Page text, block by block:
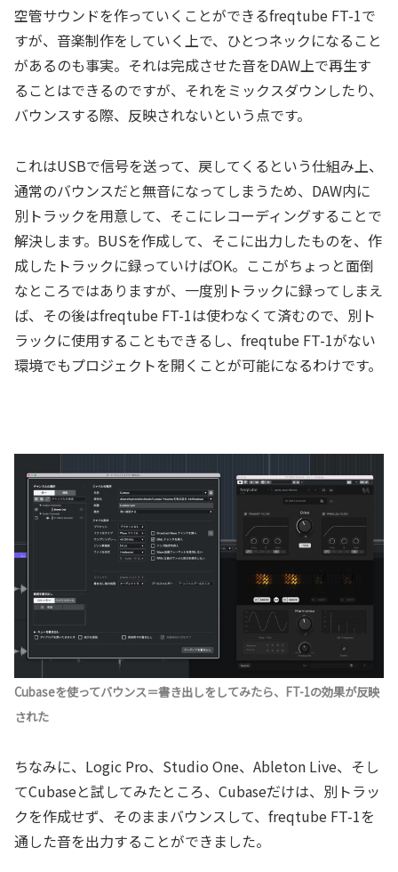
空管サウンドを作っていくことができるfreqtube FT-1で
すが、音楽制作をしていく上で、ひとつネックになること
があるのも事実。それは完成させた音をDAW上で再生す
ることはできるのですが、それをミックスダウンしたり、
バウンスする際、反映されないという点です。
これはUSBで信号を送って、戻してくるという仕組み上、
通常のバウンスだと無音になってしまうため、DAW内に
別トラックを用意して、そこにレコーディングすることで
解決します。BUSを作成して、そこに出力したものを、作
成したトラックに録っていけばOK。 ここがちょっと面倒
なところではありますが、一度別トラックに録ってしまえ
ば、その後はfreqtube FT-1は使わなくて済むので、別ト
ラックに使用することもできるし、freqtube FT-1がない
環境でもプロジェクトを開くことが可能になるわけです。
Cubaseを使ってバウンス＝書き出しをしてみたら、FT-1の効果が反映
された
ちなみに、 Logic Pro、Studio One、Ableton Live、そし
てCubaseと試してみたところ、Cubaseだけは、別トラッ
クを作成せず、そのままバウンスして、freqtube FT-1を
通した音を出力することができました。